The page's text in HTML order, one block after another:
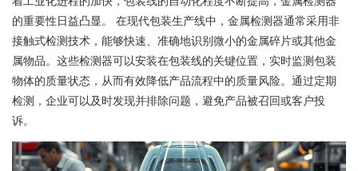
的重要性日益凸显。 在现代包装生产线中，金属检测器通常采用非
接触式检测技术，能够快速、准确地识别微小的金属碎片或其他金
属物品。这些检测器可以安装在包装线的关键位置，实时监测包装
物体的质量状态，从而有效降低产品流程中的质量风险。通过定期
检测，企业可以及时发现并排除问题，避免产品被召回或客户投
诉。